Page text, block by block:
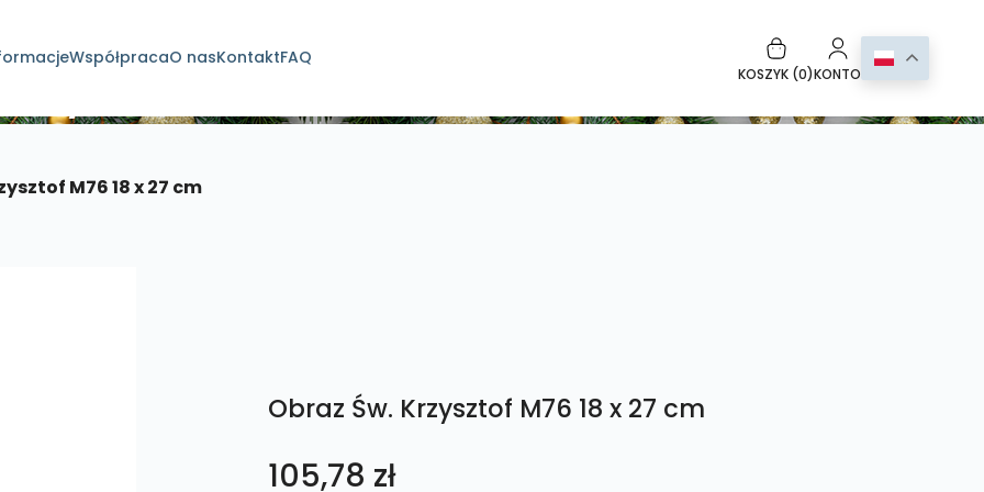
WspółpracaO nasKontaktFAQ
KOSZYK (0)KONTO
M76 18 x 27 cm
Obraz Św. Krzysztof M76 18 x 27 cm
105,78 zł